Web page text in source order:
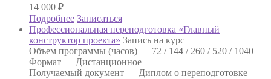
14 000 ₽
Подробнее Записаться
Профессиональная переподготовка «Главный
конструктор проекта» Запись на курс
Объем программы (часов) — 72 / 144 / 260 / 520 / 1040
Формат — Дистанционное
Получаемый документ — Диплом о переподготовке